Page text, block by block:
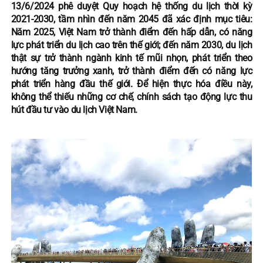
13/6/2024 phê duyệt Quy hoạch hệ thống du lịch thời kỳ
2021-2030, tầm nhìn đến năm 2045 đã xác định mục tiêu:
Năm 2025, Việt Nam trở thành điểm đến hấp dẫn, có năng
lực phát triển du lịch cao trên thế giới; đến năm 2030, du lịch
thật sự trở thành ngành kinh tế mũi nhọn, phát triển theo
hướng tăng trưởng xanh, trở thành điểm đến có năng lực
phát triển hàng đầu thế giới. Để hiện thực hóa điều này,
không thể thiếu những cơ chế, chính sách tạo động lực thu
hút đầu tư vào du lịch Việt Nam.